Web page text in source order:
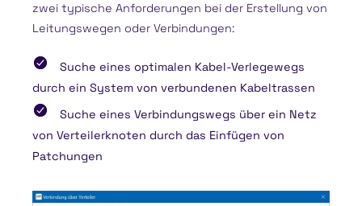
zwei typische Anforderungen bei der Erstellung von
Leitungswegen oder Verbindungen:
Suche eines optimalen Kabel-Verlegewegs
durch ein System von verbundenen Kabeltrassen
Suche eines Verbindungswegs über ein Netz
von Verteilerknoten durch das Einfügen von
Patchungen